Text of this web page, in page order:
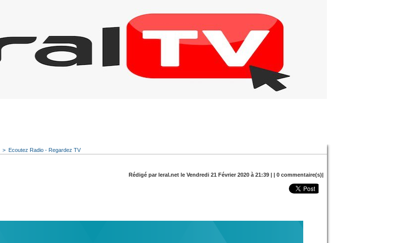
> Ecoutez Radio - Regardez TV
Rédigé par leral.net le Vendredi 21 Février 2020 à 21:39 | | 0 commentaire(s)|